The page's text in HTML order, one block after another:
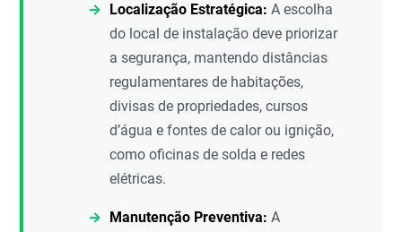
Localização Estratégica: A escolha
do local de instalação deve priorizar
a segurança, mantendo distâncias
regulamentares de habitações,
divisas de propriedades, cursos
d’água e fontes de calor ou ignição,
como oficinas de solda e redes
elétricas.
Manutenção Preventiva: A